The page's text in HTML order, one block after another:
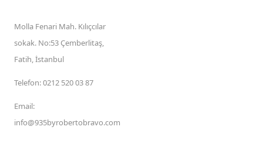
Molla Fenari Mah. Kılıçcılar
sokak. No:53 Çemberlitaş,
Fatih, İstanbul
Telefon:0212 520 03 87
Email:
info@935byrobertobravo.com